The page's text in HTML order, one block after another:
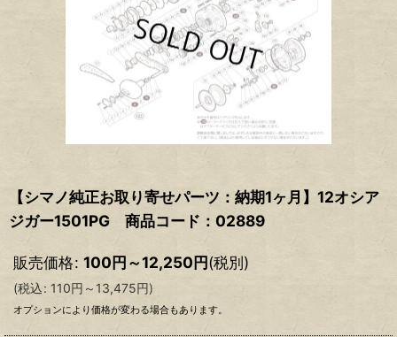
【シマノ純正お取り寄せパーツ：納期1ヶ月】12オシア
ジガー1501PG 商品コード：02889
販売価格: 100円～12,250円(税別)
(税込: 110円 ～13,475円)
オプションにより価格が変わる場合もあります。